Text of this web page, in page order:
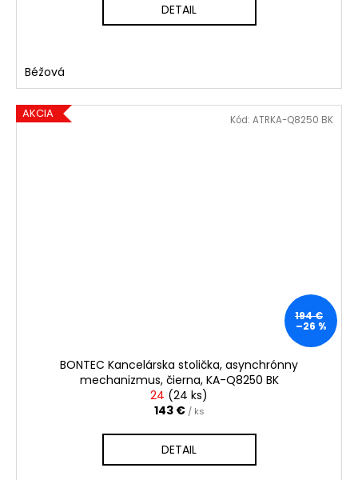
DETAIL
Béžová
AKCIA
194 €
–26 %
BONTEC Kancelárska stolička, asynchrónny
mechanizmus, čierna, KA-Q8250 BK
24 (24 ks)
143 € / ks
DETAIL
Kód: ATRKA-Q8250 BK